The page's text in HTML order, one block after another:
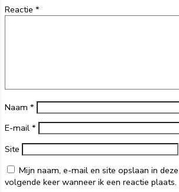
Reactie *
Naam *
E-mail *
Site
Mijn naam, e-mail en site opslaan in
volgende keer wanneer ik een reactie plaats.